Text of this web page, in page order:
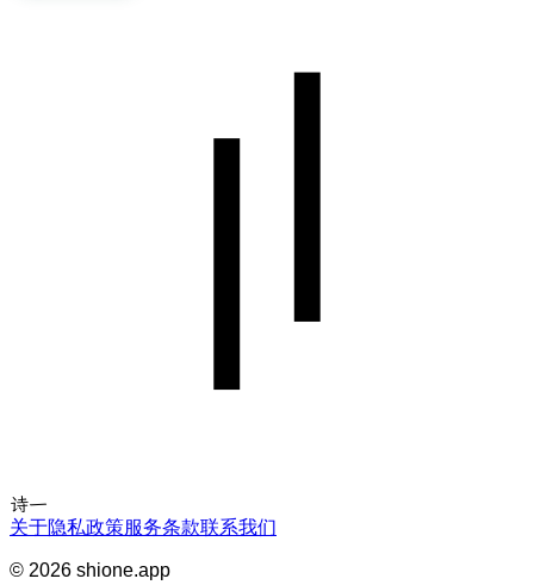
诗一
关于隐私政策服务条款联系我们
© 2026 shione.app